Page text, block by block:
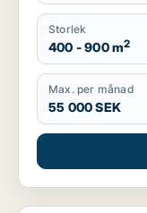
Storlek
400 - 900 m2
Max. per månad
55 000 SEK